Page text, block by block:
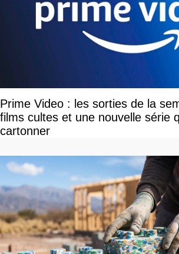
Prime Video : les sorties de la
films cultes et une nouvelle série
cartonner